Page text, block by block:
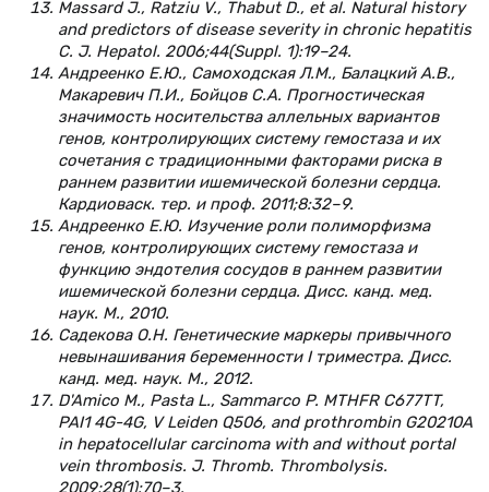
Massard J., Ratziu V., Thabut D., et al. Natural history
and predictors of disease severity in chronic hepatitis
C. J. Hepatol. 2006;44(Suppl. 1):19–24.
Андреенко Е.Ю., Самоходская Л.М., Балацкий А.В.,
Макаревич П.И., Бойцов С.А. Прогностическая
значимость носительства аллельных вариантов
генов, контролирующих систему гемостаза и их
сочетания с традиционными факторами риска в
раннем развитии ишемической болезни сердца.
Кардиоваск. тер. и проф. 2011;8:32–9.
Андреенко Е.Ю. Изучение роли полиморфизма
генов, контролирующих систему гемостаза и
функцию эндотелия сосудов в раннем развитии
ишемической болезни сердца. Дисс. канд. мед.
наук. М., 2010.
Садекова О.Н. Генетические маркеры привычного
невынашивания беременности I триместра. Дисс.
канд. мед. наук. М., 2012.
D'Amico M., Pasta L., Sammarco P. MTHFR C677TT,
PAI1 4G-4G, V Leiden Q506, and prothrombin G20210A
in hepatocellular carcinoma with and without portal
vein thrombosis. J. Thromb. Thrombolysis.
2009;28(1):70–3.